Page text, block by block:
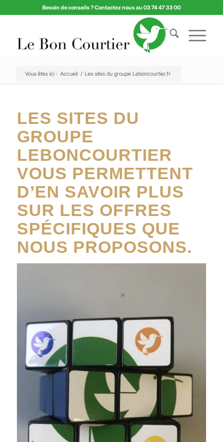
Besoin de conseils ? Contactez nous au 03 74 47 33 00
Vous êtes ici : Accueil / Les sites du groupe Leboncourtier.fr
LES SITES DU
GROUPE
LEBONCOURTIER
VOUS PERMETTENT
D’EN SAVOIR PLUS
SUR LES OFFRES
SPÉCIFIQUES QUE
NOUS PROPOSONS.